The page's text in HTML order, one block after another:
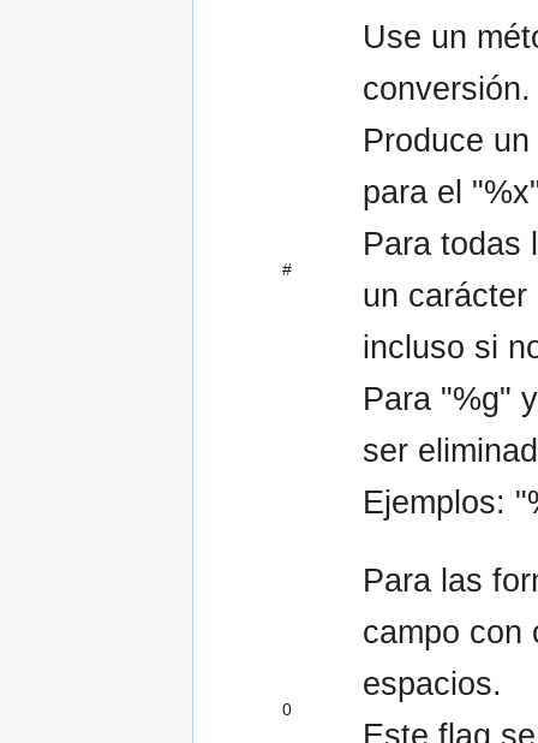
#
Use un
conversión.
Produce
para el
Para todas
un carácter
incluso si
Para "%g"
ser
Ejemplos:
0
Para las
campo con
espacios.
Este flag